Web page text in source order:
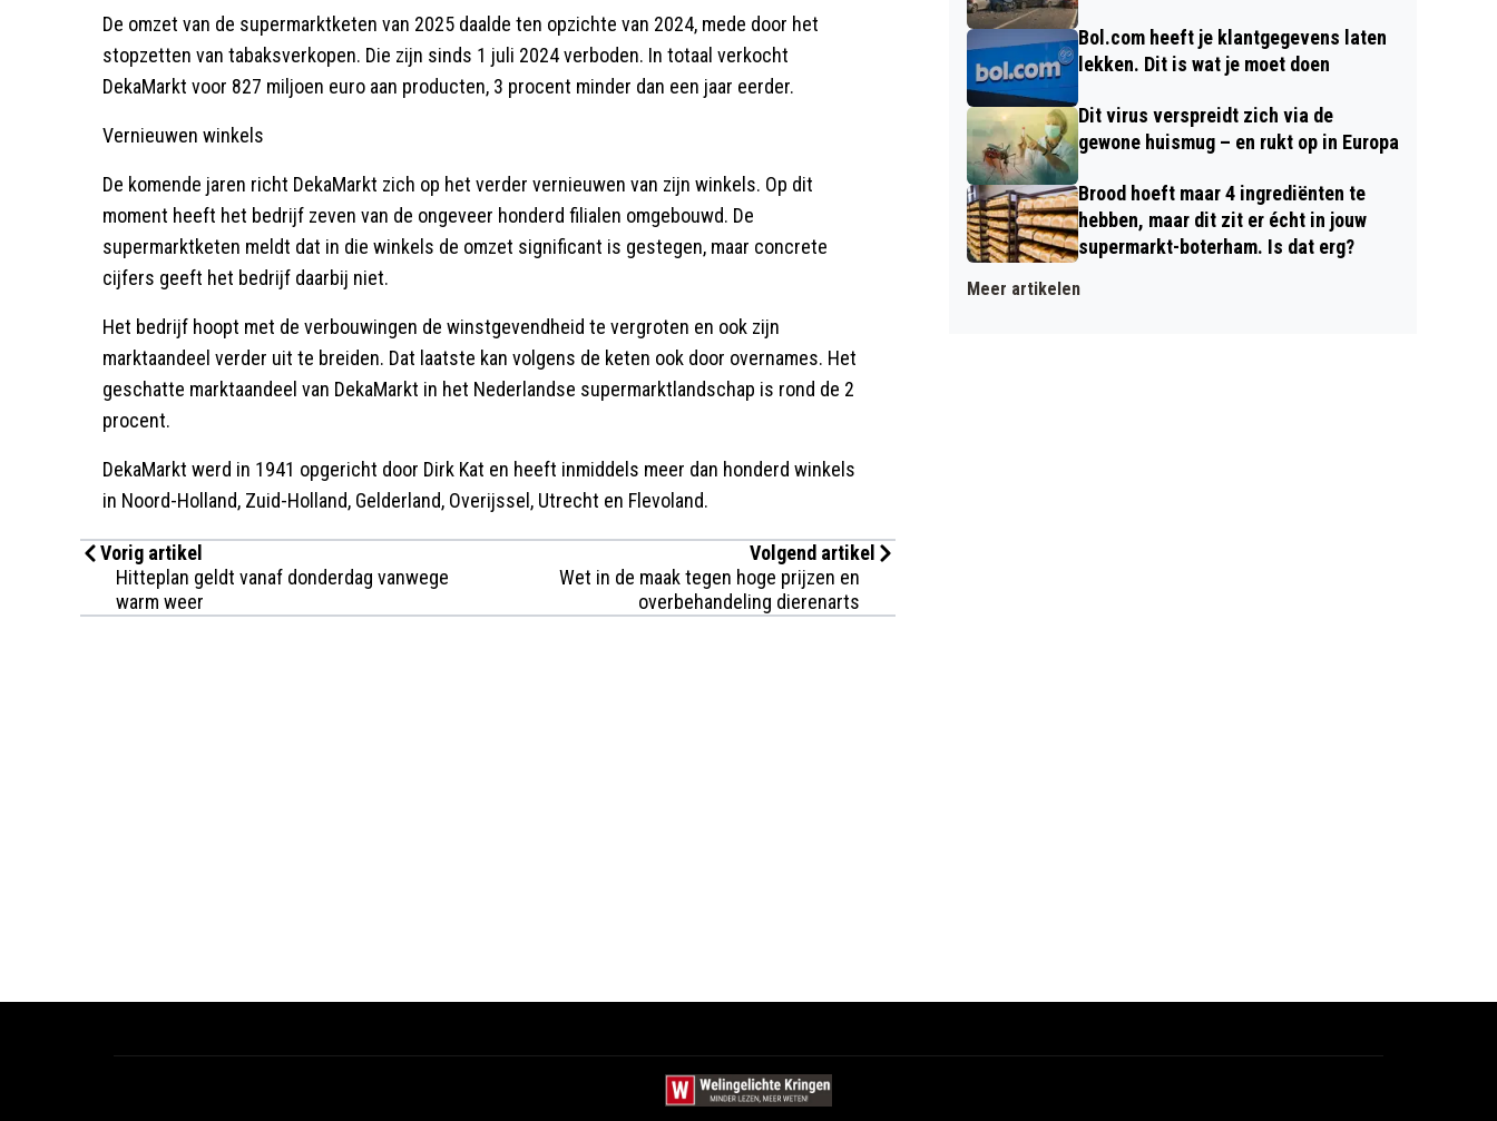
De omzet van de supermarktketen van 2025 daalde ten opzichte van 2024, mede door het
stopzetten van tabaksverkopen. Die zijn sinds 1 juli 2024 verboden. In totaal verkocht
DekaMarkt voor 827 miljoen euro aan producten, 3 procent minder dan een jaar eerder.
Vernieuwen winkels
De komende jaren richt DekaMarkt zich op het verder vernieuwen van zijn winkels. Op dit
moment heeft het bedrijf zeven van de ongeveer honderd filialen omgebouwd. De
supermarktketen meldt dat in die winkels de omzet significant is gestegen, maar concrete
cijfers geeft het bedrijf daarbij niet.
Het bedrijf hoopt met de verbouwingen de winstgevendheid te vergroten en ook zijn
marktaandeel verder uit te breiden. Dat laatste kan volgens de keten ook door overnames. Het
geschatte marktaandeel van DekaMarkt in het Nederlandse supermarktlandschap is rond de 2
procent.
DekaMarkt werd in 1941 opgericht door Dirk Kat en heeft inmiddels meer dan honderd winkels
in Noord-Holland, Zuid-Holland, Gelderland, Overijssel, Utrecht en Flevoland.
Vorig artikel
Hitteplan geldt vanaf donderdag vanwege
warm weer
Volgend artikel
Wet in de maak tegen hoge prijzen en
overbehandeling dierenarts
Bol.com heeft je klantgegevens laten
lekken. Dit is wat je moet doen
Dit virus verspreidt zich via de
gewone huismug – en rukt op in Europa
Brood hoeft maar 4 ingrediënten te
hebben, maar dit zit er écht in jouw
supermarkt-boterham. Is dat erg?
Meer artikelen